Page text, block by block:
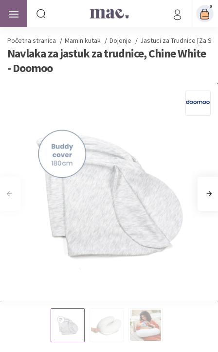
0
Početna stranica / Mamin kutak / Dojenje / Jastuci za Trudnice [Za
Navlaka za jastuk za trudnice, Chine White
- Doomoo